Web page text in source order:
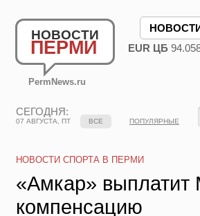
НОВОСТИ
ПЕРМИ
PermNews.ru
EUR ЦБ
СЕГОДНЯ:
07 АВГУСТА, ПТ ВСЕ ПОПУЛЯРНЫЕ
НОВОСТИ СПОРТА В ПЕРМИ
«Амкар»
компенсацию